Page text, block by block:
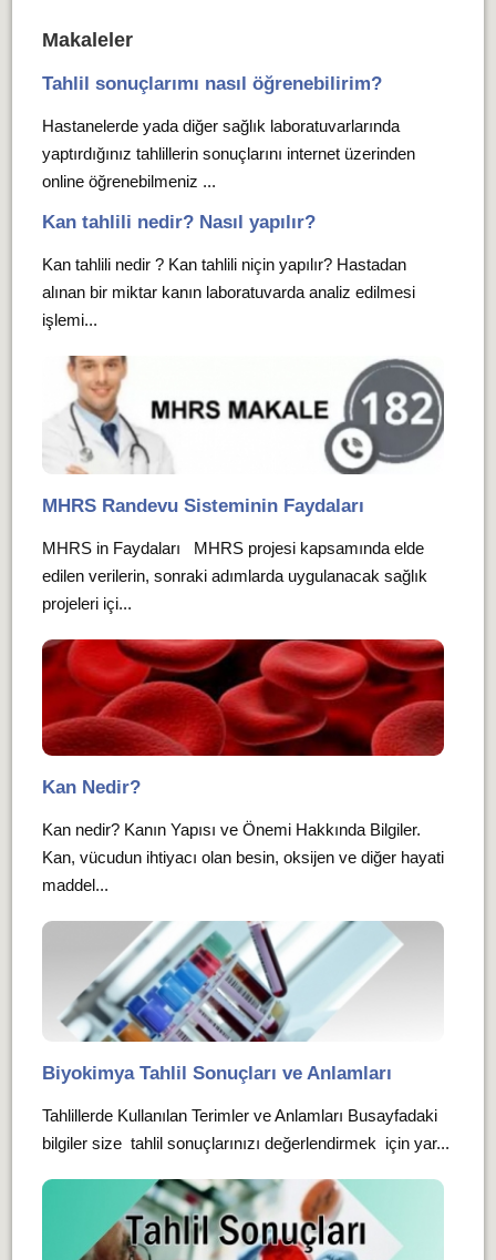
Makaleler
Tahlil sonuçlarımı nasıl öğrenebilirim?
Hastanelerde yada diğer sağlık laboratuvarlarında
yaptırdığınız tahlillerin sonuçlarını internet üzerinden
online öğrenebilmeniz ...
Kan tahlili nedir? Nasıl yapılır?
Kan tahlili nedir ? Kan tahlili niçin yapılır? Hastadan
alınan bir miktar kanın laboratuvarda analiz edilmesi
işlemi...
MHRS Randevu Sisteminin Faydaları
MHRS in Faydaları MHRS projesi kapsamında elde
edilen verilerin, sonraki adımlarda uygulanacak sağlık
projeleri içi...
Kan Nedir?
Kan nedir? Kanın Yapısı ve Önemi Hakkında Bilgiler.
Kan, vücudun ihtiyacı olan besin, oksijen ve diğer hayati
maddel...
Biyokimya Tahlil Sonuçları ve Anlamları
Tahlillerde Kullanılan Terimler ve Anlamları Busayfadaki
bilgiler size tahlil sonuçlarınızı değerlendirmek için yar...